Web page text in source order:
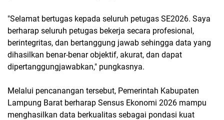
"Selamat bertugas kepada seluruh petugas SE2026. Saya
berharap seluruh petugas bekerja secara profesional,
berintegritas, dan bertanggung jawab sehingga data yang
dihasilkan benar-benar objektif, akurat, dan dapat
dipertanggungjawabkan," pungkasnya.
Melalui pencanangan tersebut, Pemerintah Kabupaten
Lampung Barat berharap Sensus Ekonomi 2026 mampu
menghasilkan data berkualitas sebagai pondasi kuat